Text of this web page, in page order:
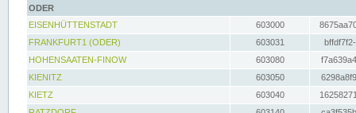
ODER
EISENHÜTTENSTADT
603000
FRANKFURT1 (ODER)
603031
HOHENSAATEN-FINOW
603080
KIENITZ
603050
KIETZ
603040